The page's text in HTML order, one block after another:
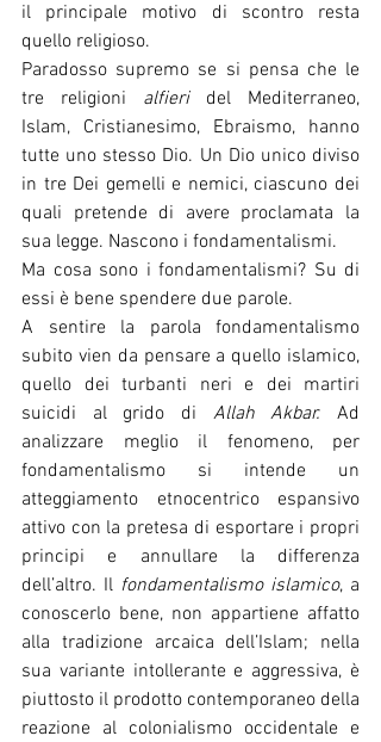
il principale motivo di scontro resta
quello religioso.
Paradosso supremo se si pensa che le
tre religioni alfieri del Mediterraneo,
Islam, Cristianesimo, Ebraismo, hanno
tutte uno stesso Dio. Un Dio unico diviso
in tre Dei gemelli e nemici, ciascuno dei
quali pretende di avere proclamata la
sua legge. Nascono i fondamentalismi.
Ma cosa sono i fondamentalismi? Su di
essi è bene spendere due parole.
A sentire la parola fondamentalismo
subito vien da pensare a quello islamico,
quello dei turbanti neri e dei martiri
suicidi al grido di Allah Akbar. Ad
analizzare meglio il fenomeno, per
fondamentalismo si intende un
atteggiamento etnocentrico espansivo
attivo con la pretesa di esportare i propri
principi e annullare la differenza
dell’altro. Il fondamentalismo islamico, a
conoscerlo bene, non appartiene affatto
alla tradizione arcaica dell’Islam; nella
sua variante intollerante e aggressiva, è
piuttosto il prodotto contemporaneo della
reazione al colonialismo occidentale e